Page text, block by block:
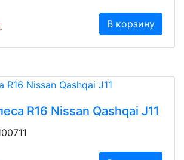
В корзину
R16 Nissan Qashqai J11